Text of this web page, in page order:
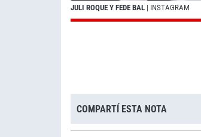
JULI ROQUE Y FEDE BAL | INSTAGRAM
COMPARTÍ ESTA NOTA